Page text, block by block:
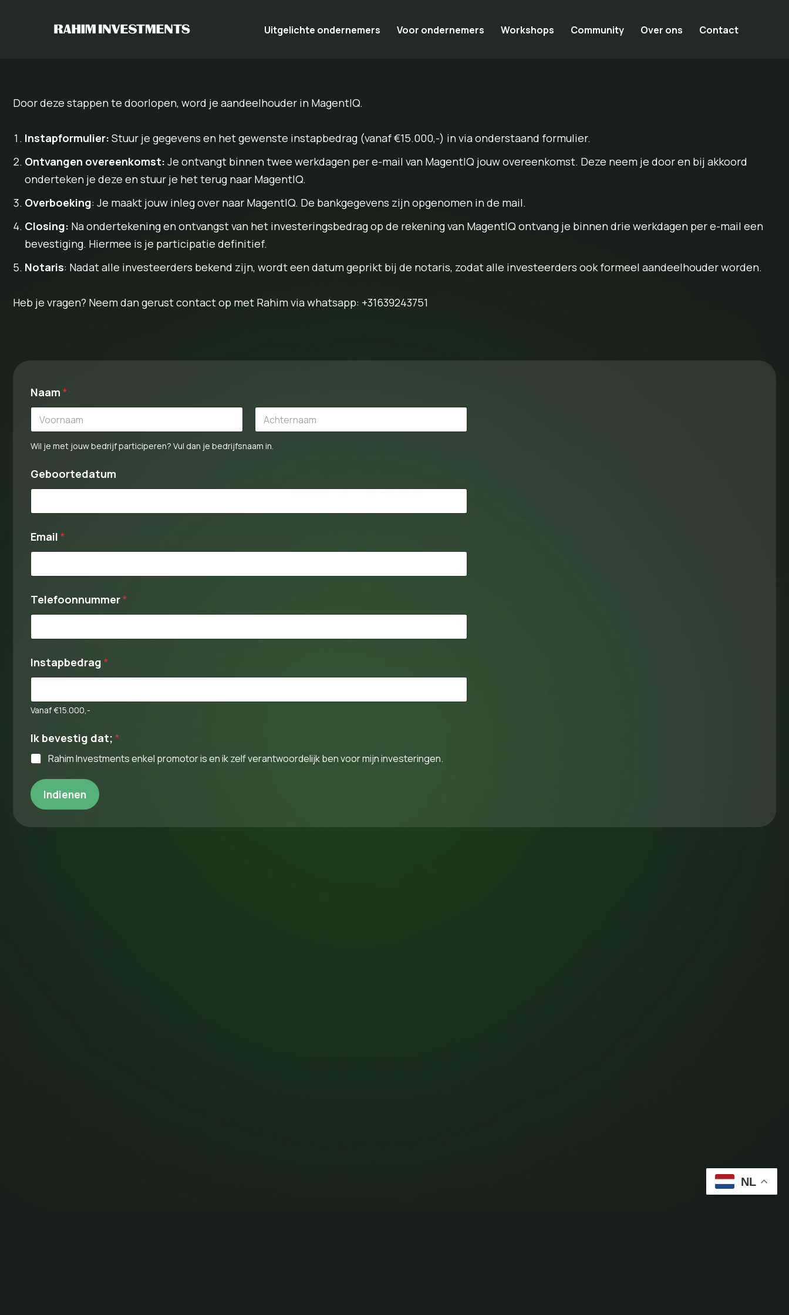
Uitgelichte ondernemers Voor ondernemers Workshops Community Over ons Contact
Door deze stappen te doorlopen, word je aandeelhouder in MagentIQ.
Instapformulier: Stuur je gegevens en het gewenste instapbedrag (vanaf €15.000,-) in via onderstaand formulier.
Ontvangen overeenkomst: Je ontvangt binnen twee werkdagen per e-mail van MagentIQ jouw overeenkomst. Deze neem je door en bij akkoord
onderteken je deze en stuur je het terug naar MagentIQ.
Overboeking: Je maakt jouw inleg over naar MagentIQ. De bankgegevens zijn opgenomen in de mail.
Closing: Na ondertekening en ontvangst van het investeringsbedrag op de rekening van MagentIQ ontvang je binnen drie werkdagen per e-mail een
bevestiging. Hiermee is je participatie definitief.
Notaris: Nadat alle investeerders bekend zijn, wordt een datum geprikt bij de notaris, zodat alle investeerders ook formeel aandeelhouder worden.
Heb je vragen? Neem dan gerust contact op met Rahim via whatsapp: +31639243751
b
e
e
t
g
a
m
Naam *
Wil je met jouw bedrijf participeren? Vul dan je bedrijfsnaam in.
Geboortedatum
Email *
Telefoonnummer*
Instapbedrag *
Vanaf €15.000,-
Ik bevestig dat; *
Rahim Investments enkel promotor is en ik zelf verantwoordelijk ben voor mijn investeringen.
Indienen
NL